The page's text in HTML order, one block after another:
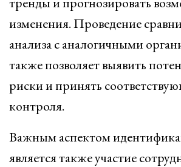
изменения. Проведение
анализа с аналогичными
также позволяет выявить
риски и принять
контроля.
Важным аспектом
является также участие